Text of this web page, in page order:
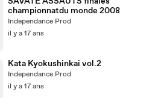
championnatdu monde 2008
Independance Prod
il y a 17 ans
Kata Kyokushinkai vol.2
Independance Prod
il y a 17 ans